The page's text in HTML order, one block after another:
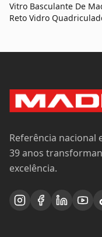
Vitro Basculante De
Reto Vidro
Referência nacional
39 anos
excelência.